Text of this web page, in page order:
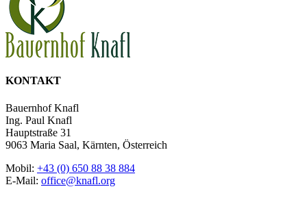
KONTAKT
Bauernhof Knafl
Ing. Paul Knafl
Hauptstraße 31
9063 Maria Saal, Kärnten, Österreich
Mobil: +43 (0) 650 88 38 884
E-Mail: office@knafl.org